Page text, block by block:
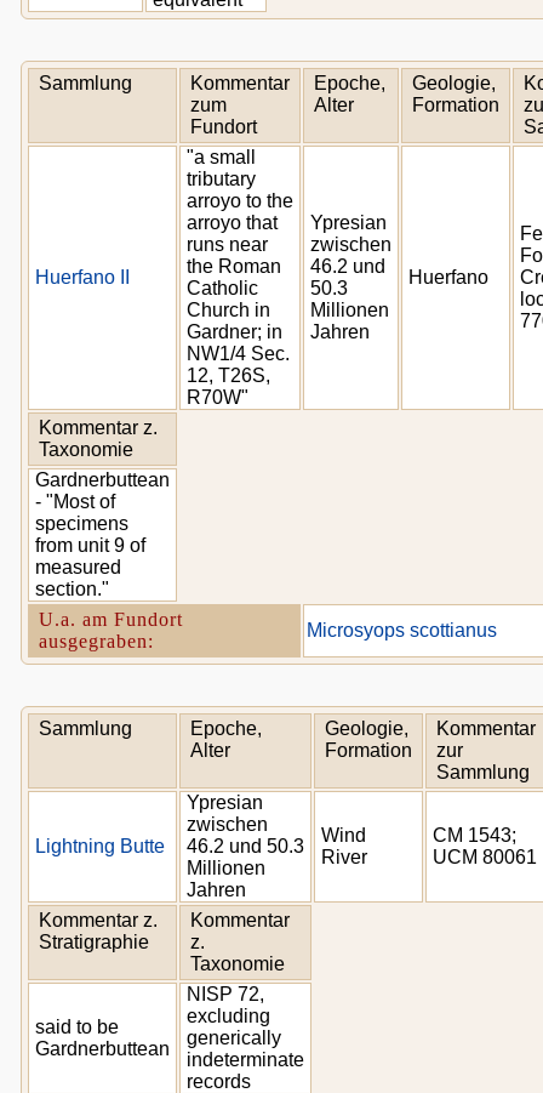
Sammlung
Kommentar
zum
Fundort
Epoche,
Alter
Geologie,
Formation
Huerfano II
"a small
tributary
arroyo to the
arroyo that
runs near
the Roman
Catholic
Church in
Gardner; in
NW1/4 Sec.
12, T26S,
R70W"
Ypresian
zwischen
46.2 und
50.3
Millionen
Jahren
Huerfano
Kommentar z.
Taxonomie
Gardnerbuttean
- "Most of
specimens
from unit 9 of
measured
section."
U.a. am Fundort
ausgegraben:
Microsyops scottianus
Sammlung
Epoche,
Alter
Geologie,
Formation
Kommentar
zur
Sammlung
Lightning Butte
Ypresian
zwischen
46.2 und 50.3
Millionen
Jahren
Wind
River
CM 1543;
UCM 80061
Kommentar z.
Stratigraphie
Kommentar
z.
Taxonomie
said to be
Gardnerbuttean
NISP 72,
excluding
generically
indeterminate
records